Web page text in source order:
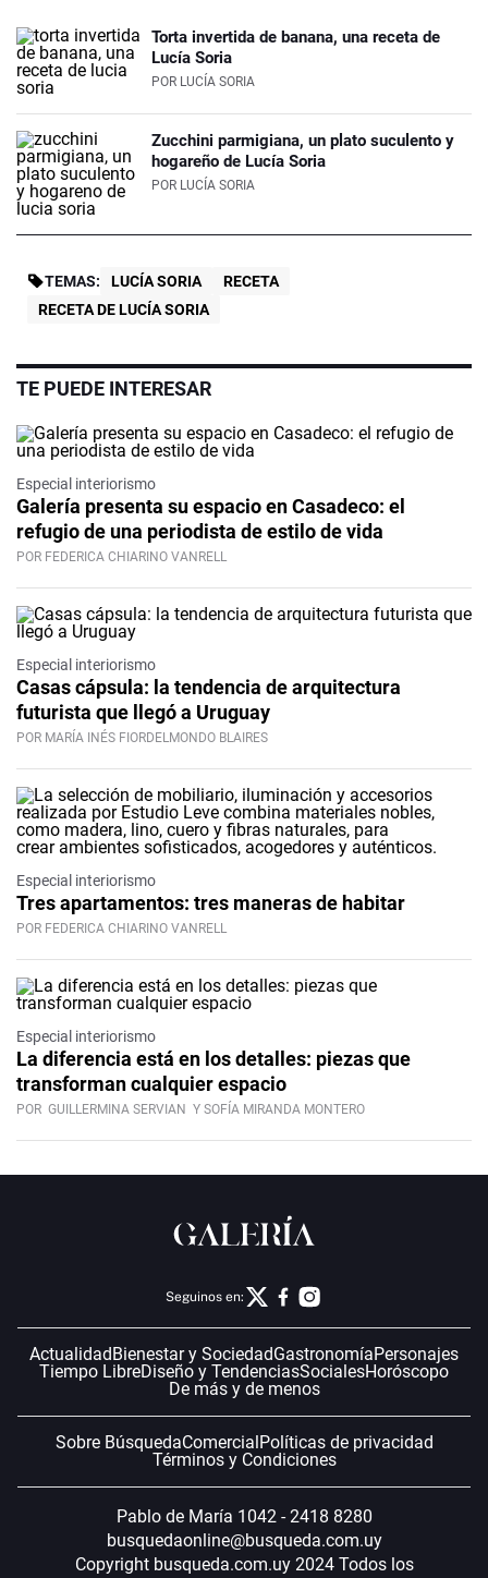
Torta invertida de banana, una receta de
Lucía Soria
POR LUCÍA SORIA
Zucchini parmigiana, un plato suculento y
hogareño de Lucía Soria
POR LUCÍA SORIA
TEMAS: LUCÍA SORIA
RECETA
RECETA DE LUCÍA SORIA
TE PUEDE INTERESAR
Especial interiorismo
Galería presenta su espacio en Casadeco: el
refugio de una periodista de estilo de vida
POR FEDERICA CHIARINO VANRELL
Especial interiorismo
Casas cápsula: la tendencia de arquitectura
futurista que llegó a Uruguay
POR MARÍA INÉS FIORDELMONDO BLAIRES
Especial interiorismo
Tres apartamentos: tres maneras de habitar
POR FEDERICA CHIARINO VANRELL
Especial interiorismo
La diferencia está en los detalles: piezas que
transforman cualquier espacio
POR GUILLERMINA SERVIAN Y SOFÍA MIRANDA MONTERO
Seguinos en:
Actualidad Bienestar y SociedadGastronomíaPersonajes
Tiempo LibreDiseño y TendenciasSocialesHoróscopo
De más y de menos
Sobre BúsquedaComercial Políticas de privacidad
Términos y Condiciones
Pablo de María 1042 - 2418 8280
busquedaonline@busqueda.com.uy
Copyright busqueda.com.uy 2024 Todos los